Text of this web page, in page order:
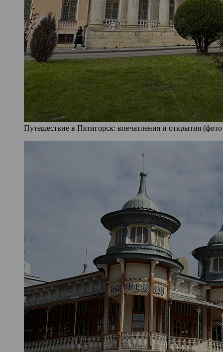
Путешествие в Пятигорск: впечатления и открытия